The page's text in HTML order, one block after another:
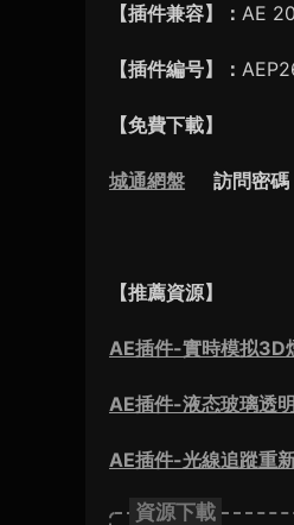
【插件兼容】： AE
【插件編号】：
【免費下載】
城通網盤 訪問密
【推薦資源】
AE插件-實時模拟3D
AE插件-液态玻璃透
AE插件-光線追蹤重
資源下載